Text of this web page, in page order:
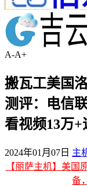
A-A+
搬瓦工美国
测评：电信
看视频13万+
2024年01月07日 主
【丽萨主机】美国
备